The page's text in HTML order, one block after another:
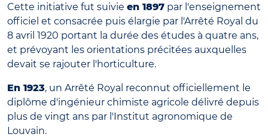
Cette initiative fut suivie en 1897 par l'enseignement
officiel et consacrée puis élargie par l'Arrêté Royal du
8 avril 1920 portant la durée des études à quatre ans,
et prévoyant les orientations précitées auxquelles
devait se rajouter l'horticulture.
En 1923, un Arrêté Royal reconnut officiellement le
diplôme d'ingénieur chimiste agricole délivré depuis
plus de vingt ans par l'Institut agronomique de
Louvain.